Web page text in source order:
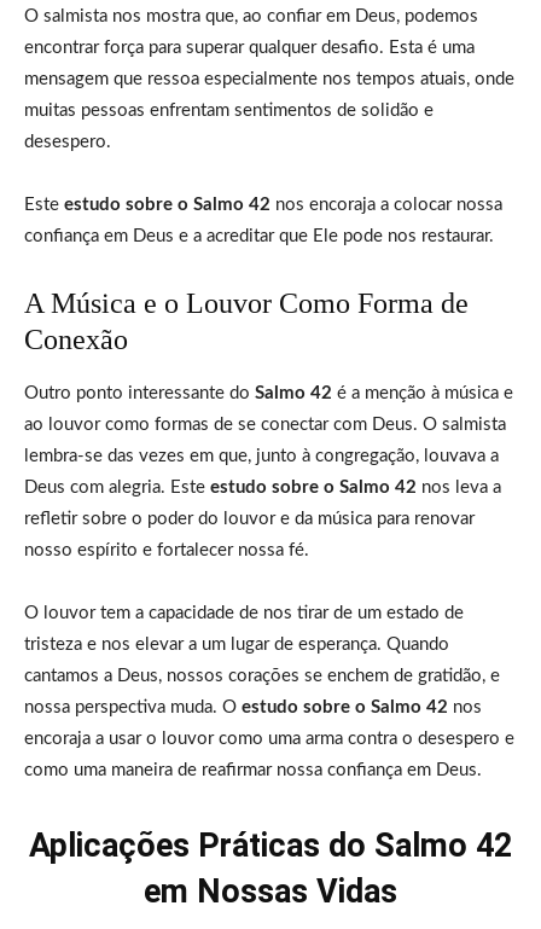
O salmista nos mostra que, ao confiar em Deus, podemos
encontrar força para superar qualquer desafio. Esta é uma
mensagem que ressoa especialmente nos tempos atuais, onde
muitas pessoas enfrentam sentimentos de solidão e
desespero.
Este estudo sobre o Salmo 42 nos encoraja a colocar nossa
confiança em Deus e a acreditar que Ele pode nos restaurar.
A Música e o Louvor Como Forma de
Conexão
Outro ponto interessante do Salmo 42 é a menção à música e
ao louvor como formas de se conectar com Deus. O salmista
lembra-se das vezes em que, junto à congregação, louvava a
Deus com alegria. Este estudo sobre o Salmo 42 nos leva a
refletir sobre o poder do louvor e da música para renovar
nosso espírito e fortalecer nossa fé.
O louvor tem a capacidade de nos tirar de um estado de
tristeza e nos elevar a um lugar de esperança. Quando
cantamos a Deus, nossos corações se enchem de gratidão, e
nossa perspectiva muda. O estudo sobre o Salmo 42 nos
encoraja a usar o louvor como uma arma contra o desespero e
como uma maneira de reafirmar nossa confiança em Deus.
Aplicações Práticas do Salmo 42
em Nossas Vidas